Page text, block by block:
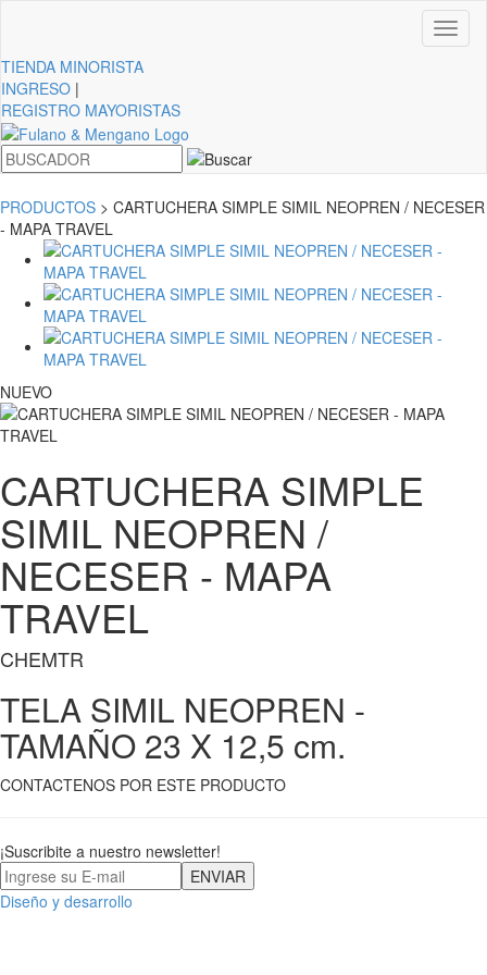
TIENDA MINORISTA
INGRESO |
REGISTRO MAYORISTAS
PRODUCTOS > CARTUCHERA SIMPLE SIMIL NEOPREN / NECESER
- MAPA TRAVEL
NUEVO
CARTUCHERA SIMPLE
SIMIL NEOPREN /
NECESER - MAPA
TRAVEL
CHEMTR
TELA SIMIL NEOPREN -
TAMAÑO 23 X 12,5 cm.
CONTACTENOS POR ESTE PRODUCTO
¡Suscribite a nuestro newsletter!
Diseño y desarrollo